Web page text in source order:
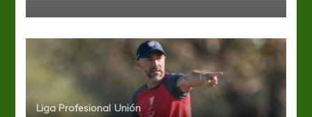
Liga Profesional Unión